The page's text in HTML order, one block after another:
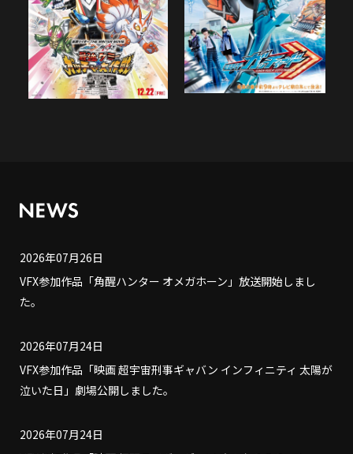
2026年07月26日
VFX参加作品「角醒ハンター オメガホーン」放送開始しまし
た。
2026年07月24日
VFX参加作品「映画 超宇宙刑事ギャバン インフィニティ 太陽が
泣いた日」劇場公開しました。
2026年07月24日